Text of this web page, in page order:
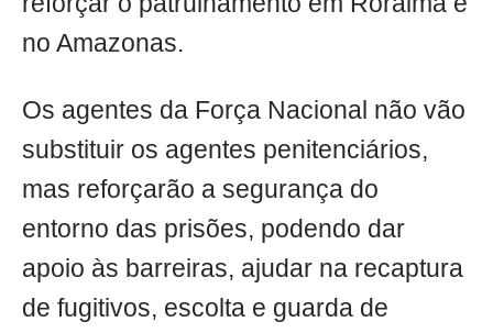
no Amazonas.
Os agentes da Força Nacional não vão
substituir os agentes penitenciários,
mas reforçarão a segurança do
entorno das prisões, podendo dar
apoio às barreiras, ajudar na recaptura
de fugitivos, escolta e guarda de